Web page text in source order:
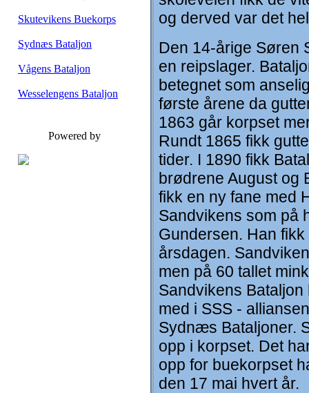
Skutevikens Buekorps
Sydnæs Bataljon
Vågens Bataljon
Wesselengens Bataljon
Powered by
og derved var det
Den 14-årige Søren
en reipslager.
betegnet som
første årene da
1863 går korpset
Rundt 1865 fikk
tider. I 1890 fikk
brødrene August og
fikk en ny fane med
Sandvikens som på
Gundersen. Han
årsdagen.
men på 60 tallet
Sandvikens
med i SSS -
Sydnæs Bataljoner.
opp i korpset. Det
opp for buekorpset
den 17 mai hvert år.